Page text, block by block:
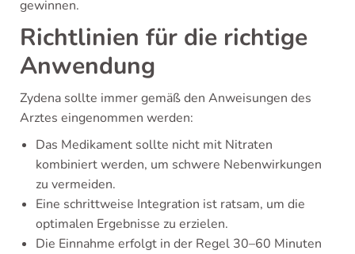
gewinnen.
Richtlinien für die richtige
Anwendung
Zydena sollte immer gemäß den Anweisungen des
Arztes eingenommen werden:
Das Medikament sollte nicht mit Nitraten
kombiniert werden, um schwere Nebenwirkungen
zu vermeiden.
Eine schrittweise Integration ist ratsam, um die
optimalen Ergebnisse zu erzielen.
Die Einnahme erfolgt in der Regel 30–60 Minuten